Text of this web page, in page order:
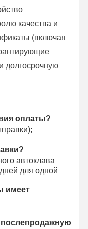
качества и
(включая
долгосрочную
оплаты?
автоклава
для одной
имеет